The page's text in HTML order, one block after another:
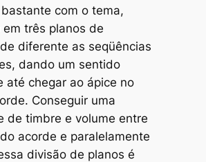
com o tema,
três planos de
diferente as seqüências
dando um sentido
até chegar ao ápice no
Conseguir uma
de timbre e volume entre
acorde e paralelamente
divisão de planos é